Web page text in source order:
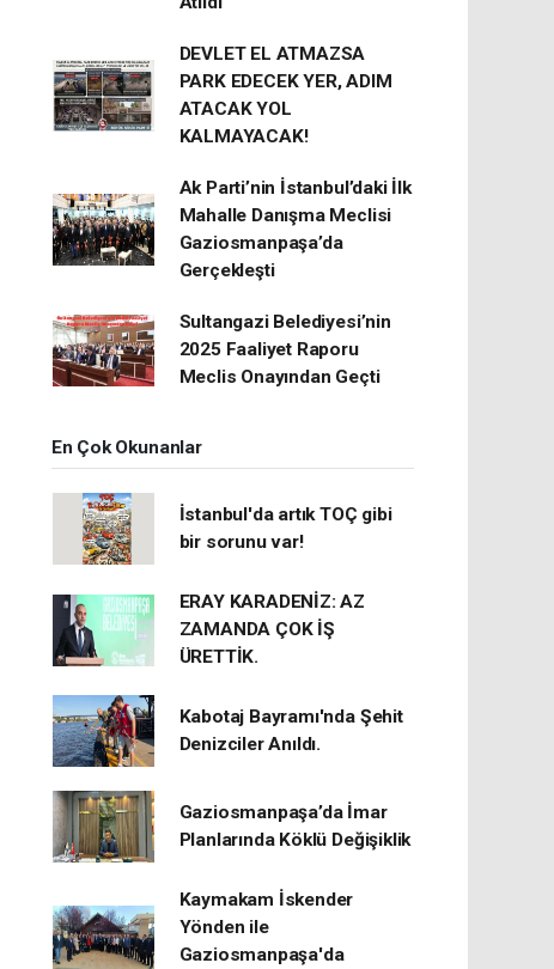
DEVLET EL ATMAZSA
PARK EDECEK YER, ADIM
ATACAK YOL
KALMAYACAK!
Ak Parti’nin İstanbul’daki İlk
Mahalle Danışma Meclisi
Gaziosmanpaşa’da
Gerçekleşti
Sultangazi Belediyesi’nin
2025 Faaliyet Raporu
Meclis Onayından Geçti
En Çok Okunanlar
İstanbul'da artık TOÇ gibi
bir sorunu var!
ERAY KARADENİZ: AZ
ZAMANDA ÇOK İŞ
ÜRETTİK.
Kabotaj Bayramı'nda Şehit
Denizciler Anıldı.
Gaziosmanpaşa’da İmar
Planlarında Köklü Değişiklik
Kaymakam İskender
Yönden ile
Gaziosmanpaşa'da